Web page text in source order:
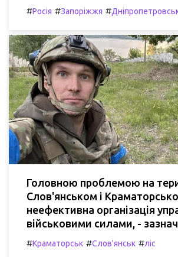
#Росія #Запоріжжя #
Головною проблемою на
Слов'янськом і
неефективна організація
військовими силами, -
#Краматорськ #Слов'янськ #ліс